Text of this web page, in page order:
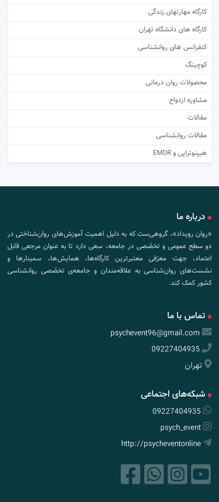
کارگاه مهارتهای زندگی
کارگاه های دانشگاه تهران
کنفرانس های روانشناسی
کوچینگ
محصولات روان درمانی
مشاوره ازدواج
مقالات
مقالات روانشناسی
هیپنوتراپی و EMDR
درباره ما
«روان رویداد»، گروهی‌ست که به دلیل اهمیت آموزش‌های روان‌شناختی در
دو سطح عمومی و تخصّصی در جامعه، سعی دارد تا به عنوان مرجعی قابل
اعتماد، جهت معرّفی معتبرترین کارگاه‌ها، همایش‌ها، سمینارها و
نشست‌های روان‌شناسی به علاقه‌مندان و جامعه‌ی تخصّصی روانشناسی
کشور کمک کند.
تماس با ما
psychevent96@gmail.com
09227404935
تهران
شبکه‌های اجتماعی
09227404935
psych_event
http://psycheventonline